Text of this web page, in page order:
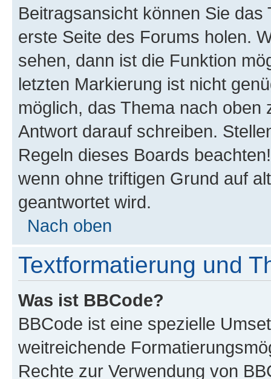
Beitragsansicht können Sie
erste Seite des Forums holen.
sehen, dann ist die Funktion
letzten Markierung ist nicht
möglich, das Thema nach oben
Antwort darauf schreiben.
Regeln dieses Boards
wenn ohne triftigen Grund auf
geantwortet wird.
Nach oben
Textformatierung und
Was ist BBCode?
BBCode ist eine spezielle
weitreichende
Rechte zur Verwendung von